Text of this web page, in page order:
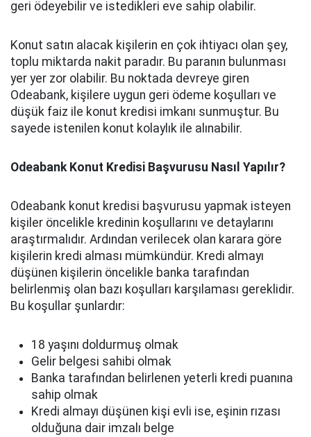
geri ödeyebilir ve istedikleri eve sahip olabilir.
Konut satın alacak kişilerin en çok ihtiyacı olan şey,
toplu miktarda nakit paradır. Bu paranın bulunması
yer yer zor olabilir. Bu noktada devreye giren
Odeabank, kişilere uygun geri ödeme koşulları ve
düşük faiz ile konut kredisi imkanı sunmuştur. Bu
sayede istenilen konut kolaylık ile alınabilir.
Odeabank Konut Kredisi Başvurusu Nasıl Yapılır?
Odeabank konut kredisi başvurusu yapmak isteyen
kişiler öncelikle kredinin koşullarını ve detaylarını
araştırmalıdır. Ardından verilecek olan karara göre
kişilerin kredi alması mümkündür. Kredi almayı
düşünen kişilerin öncelikle banka tarafından
belirlenmiş olan bazı koşulları karşılaması gereklidir.
Bu koşullar şunlardır:
18 yaşını doldurmuş olmak
Gelir belgesi sahibi olmak
Banka tarafından belirlenen yeterli kredi puanına
sahip olmak
Kredi almayı düşünen kişi evli ise, eşinin rızası
olduğuna dair imzalı belge